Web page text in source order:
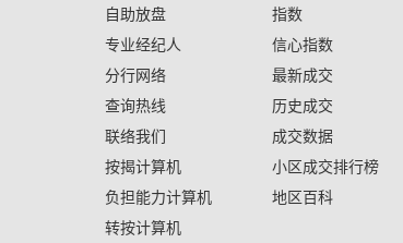
自助放盘
专业经纪人
分行网络
查询热线
联络我们
按揭计算机
负担能力计算机
转按计算机
指数
信心指数
最新成交
历史成交
成交数据
小区成交排行榜
地区百科